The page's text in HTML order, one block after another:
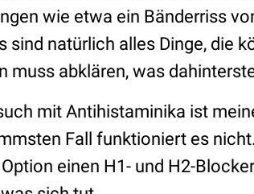
wie etwa ein Bänderriss
sind natürlich alles Dinge, die
muss abklären, was
mit Antihistaminika ist
Fall funktioniert es
einen H1- und H2-